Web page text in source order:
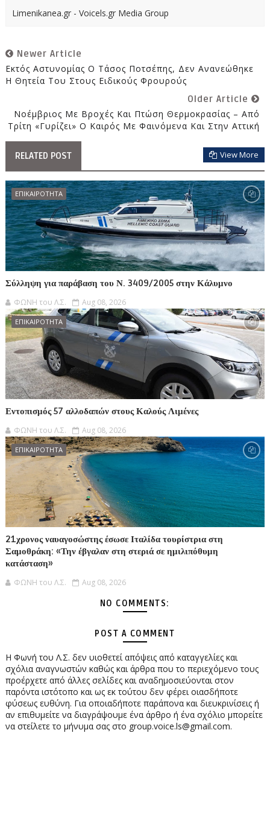
Limenikanea.gr - Voicels.gr Media Group
Newer Article
Εκτός Αστυνομίας Ο Τάσος Ποτσέπης, Δεν Ανανεώθηκε
Η Θητεία Του Στους Ειδικούς Φρουρούς
Older Article
Νοέμβριος Με Βροχές Και Πτώση Θερμοκρασίας – Από
Τρίτη «γυρίζει» Ο Καιρός Με Φαινόμενα Και Στην Αττική
RELATED POST View More
ΕΠΙΚΑΙΡΟΤΗΤΑ
Σύλληψη για παράβαση του Ν. 3409/2005 στην Κάλυμνο
ΦΩΝΗ του Λ.Σ. Aug 08, 2026
ΕΠΙΚΑΙΡΟΤΗΤΑ
Εντοπισμός 57 αλλοδαπών στους Καλούς Λιμένες
ΦΩΝΗ του Λ.Σ. Aug 08, 2026
ΕΠΙΚΑΙΡΟΤΗΤΑ
21χρονος ναυαγοσώστης έσωσε Ιταλίδα τουρίστρια στη
Σαμοθράκη: «Την έβγαλαν στη στεριά σε ημιλιπόθυμη
κατάσταση»
ΦΩΝΗ του Λ.Σ. Aug 08, 2026
NO COMMENTS:
POST A COMMENT
Η Φωνή του Λ.Σ. δεν υιοθετεί απόψεις από καταγγελίες και
σχόλια αναγνωστών καθώς και άρθρα που το περιεχόμενο τους
προέρχετε από άλλες σελίδες και αναδημοσιεύονται στον
παρόντα ιστότοπο και ως εκ τούτου δεν φέρει οιασδήποτε
φύσεως ευθύνη. Για οποιαδήποτε παράπονα και διευκρινίσεις ή
αν επιθυμείτε να διαγράψουμε ένα άρθρο ή ένα σχόλιο μπορείτε
να στείλετε το μήνυμα σας στο group.voice.ls@gmail.com.